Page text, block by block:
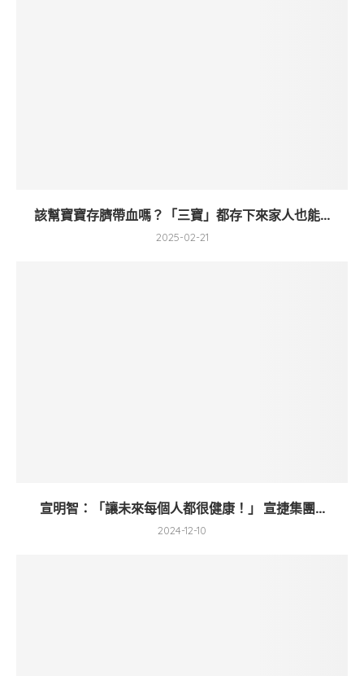
該幫寶寶存臍帶血嗎？「三寶」都存下來家人也能...
2025-02-21
宣明智：「讓未來每個人都很健康！」 宣捷集團...
2024-12-10